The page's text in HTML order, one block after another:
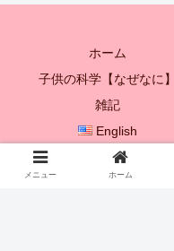
ホーム
子供の科学【なぜなに】
雑記
English
メニュー ホーム